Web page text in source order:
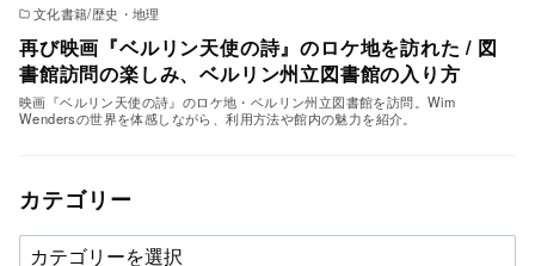
文化書籍/歴史・地理
再び映画『ベルリン天使の詩』のロケ地を訪れた / 図
書館訪問の楽しみ、ベルリン州立図書館の入り方
映画『ベルリン天使の詩』のロケ地・ベルリン州立図書館を訪問。Wim
Wendersの世界を体感しながら、利用方法や館内の魅力を紹介。
カテゴリー
カ